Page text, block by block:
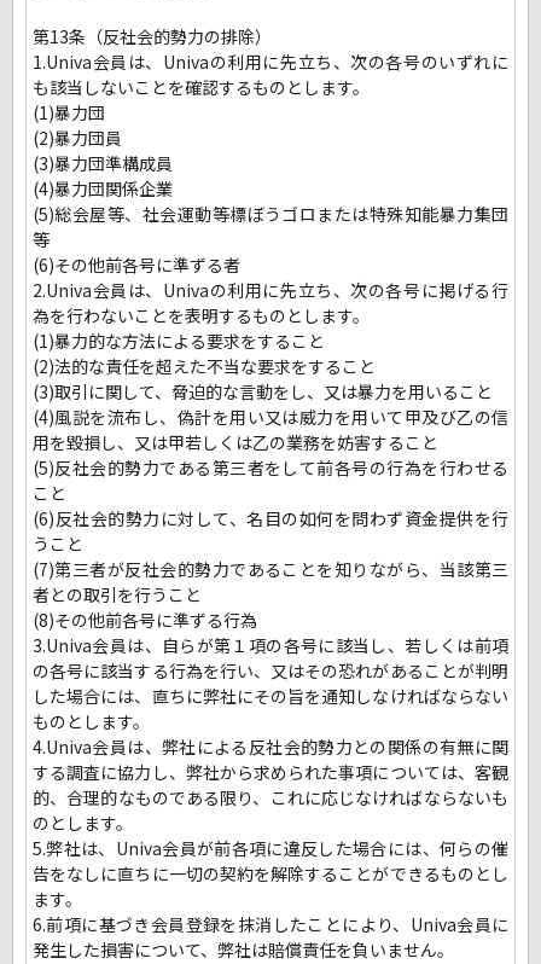
第13条（反社会的勢力の排除）
1.Univa会員は、Univaの利用に先立ち、次の各号のいずれに
も該当しないことを確認するものとします。
(1)暴力団
(2)暴力団員
(3)暴力団準構成員
(4)暴力団関係企業
(5)総会屋等、社会運動等標ぼうゴロまたは特殊知能暴力集団
等
(6)その他前各号に準ずる者
2.Univa会員は、Univaの利用に先立ち、次の各号に掲げる行
為を行わないことを表明するものとします。
(1)暴力的な方法による要求をすること
(2)法的な責任を超えた不当な要求をすること
(3)取引に関して、脅迫的な言動をし、又は暴力を用いること
(4)風説を流布し、偽計を用い又は威力を用いて甲及び乙の信
用を毀損し、又は甲若しくは乙の業務を妨害すること
(5)反社会的勢力である第三者をして前各号の行為を行わせる
こと
(6)反社会的勢力に対して、名目の如何を問わず資金提供を行
うこと
(7)第三者が反社会的勢力であることを知りながら、当該第三
者との取引を行うこと
(8)その他前各号に準ずる行為
3.Univa会員は、自らが第１項の各号に該当し、若しくは前項
の各号に該当する行為を行い、又はその恐れがあることが判明
した場合には、直ちに弊社にその旨を通知しなければならない
ものとします。
4.Univa会員は、弊社による反社会的勢力との関係の有無に関
する調査に協力し、弊社から求められた事項については、客観
的、合理的なものである限り、これに応じなければならないも
のとします。
5.弊社は、Univa会員が前各項に違反した場合には、何らの催
告をなしに直ちに一切の契約を解除することができるものとし
ます。
6.前項に基づき会員登録を抹消したことにより、Univa会員に
発生した損害について、弊社は賠償責任を負いません。